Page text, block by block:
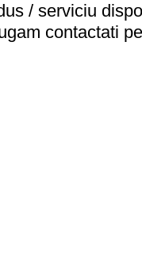
/ serviciu
contactati